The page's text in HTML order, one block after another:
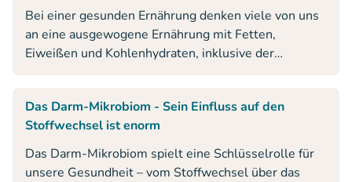
Behandlungsprogramme, kurz DMP genannt.
Betroffene sollen individuell und auf Basis der
besten zur Verfügung stehenden medizinischen
Bei einer gesunden Ernährung denken viele von uns
an eine ausgewogene Ernährung mit Fetten,
Eiweißen und Kohlenhydraten, inklusive der
Ballaststoffzufuhr. Aber aufgrund ihrer Eigenschaften
sind Ballaststoffe unverzichtbar für eine
funktionierende Verdauung und im Gegensatz zu
ihrem Namen, alles andere als Ballast.
Das Darm-Mikrobiom - Sein Einfluss auf den
Stoffwechsel ist enorm
Das Darm-Mikrobiom spielt eine Schlüsselrolle für
unsere Gesundheit – vom Stoffwechsel über das